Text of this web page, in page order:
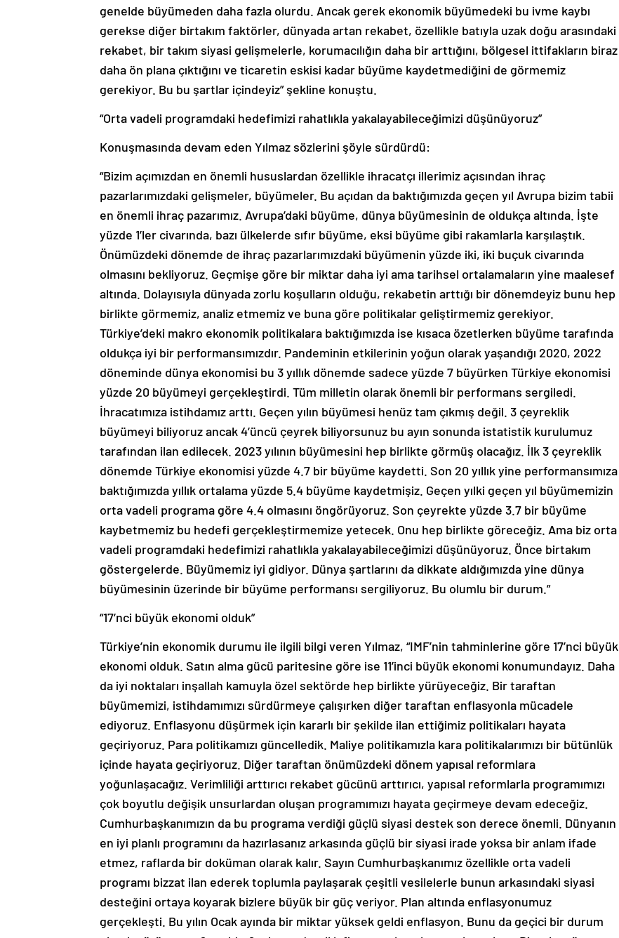
genelde büyümeden daha fazla olurdu. Ancak gerek ekonomik büyümedeki bu ivme kaybı
gerekse diğer birtakım faktörler, dünyada artan rekabet, özellikle batıyla uzak doğu arasındaki
rekabet, bir takım siyasi gelişmelerle, korumacılığın daha bir arttığını, bölgesel ittifakların biraz
daha ön plana çıktığını ve ticaretin eskisi kadar büyüme kaydetmediğini de görmemiz
gerekiyor. Bu bu şartlar içindeyiz” şekline konuştu.
“Orta vadeli programdaki hedefimizi rahatlıkla yakalayabileceğimizi düşünüyoruz”
Konuşmasında devam eden Yılmaz sözlerini şöyle sürdürdü:
“Bizim açımızdan en önemli hususlardan özellikle ihracatçı illerimiz açısından ihraç
pazarlarımızdaki gelişmeler, büyümeler. Bu açıdan da baktığımızda geçen yıl Avrupa bizim tabii
en önemli ihraç pazarımız. Avrupa’daki büyüme, dünya büyümesinin de oldukça altında. İşte
yüzde 1’ler civarında, bazı ülkelerde sıfır büyüme, eksi büyüme gibi rakamlarla karşılaştık.
Önümüzdeki dönemde de ihraç pazarlarımızdaki büyümenin yüzde iki, iki buçuk civarında
olmasını bekliyoruz. Geçmişe göre bir miktar daha iyi ama tarihsel ortalamaların yine maalesef
altında. Dolayısıyla dünyada zorlu koşulların olduğu, rekabetin arttığı bir dönemdeyiz bunu hep
birlikte görmemiz, analiz etmemiz ve buna göre politikalar geliştirmemiz gerekiyor.
Türkiye’deki makro ekonomik politikalara baktığımızda ise kısaca özetlerken büyüme tarafında
oldukça iyi bir performansımızdır. Pandeminin etkilerinin yoğun olarak yaşandığı 2020, 2022
döneminde dünya ekonomisi bu 3 yıllık dönemde sadece yüzde 7 büyürken Türkiye ekonomisi
yüzde 20 büyümeyi gerçekleştirdi. Tüm milletin olarak önemli bir performans sergiledi.
İhracatımıza istihdamız arttı. Geçen yılın büyümesi henüz tam çıkmış değil. 3 çeyreklik
büyümeyi biliyoruz ancak 4’üncü çeyrek biliyorsunuz bu ayın sonunda istatistik kurulumuz
tarafından ilan edilecek. 2023 yılının büyümesini hep birlikte görmüş olacağız. İlk 3 çeyreklik
dönemde Türkiye ekonomisi yüzde 4.7 bir büyüme kaydetti. Son 20 yıllık yine performansımıza
baktığımızda yıllık ortalama yüzde 5.4 büyüme kaydetmişiz. Geçen yılki geçen yıl büyümemizin
orta vadeli programa göre 4.4 olmasını öngörüyoruz. Son çeyrekte yüzde 3.7 bir büyüme
kaybetmemiz bu hedefi gerçekleştirmemize yetecek. Onu hep birlikte göreceğiz. Ama biz orta
vadeli programdaki hedefimizi rahatlıkla yakalayabileceğimizi düşünüyoruz. Önce birtakım
göstergelerde. Büyümemiz iyi gidiyor. Dünya şartlarını da dikkate aldığımızda yine dünya
büyümesinin üzerinde bir büyüme performansı sergiliyoruz. Bu olumlu bir durum.”
“17’nci büyük ekonomi olduk”
Türkiye’nin ekonomik durumu ile ilgili bilgi veren Yılmaz, “IMF’nin tahminlerine göre 17’nci büyük
ekonomi olduk. Satın alma gücü paritesine göre ise 11’inci büyük ekonomi konumundayız. Daha
da iyi noktaları inşallah kamuyla özel sektörde hep birlikte yürüyeceğiz. Bir taraftan
büyümemizi, istihdamımızı sürdürmeye çalışırken diğer taraftan enflasyonla mücadele
ediyoruz. Enflasyonu düşürmek için kararlı bir şekilde ilan ettiğimiz politikaları hayata
geçiriyoruz. Para politikamızı güncelledik. Maliye politikamızla kara politikalarımızı bir bütünlük
içinde hayata geçiriyoruz. Diğer taraftan önümüzdeki dönem yapısal reformlara
yoğunlaşacağız. Verimliliği arttırıcı rekabet gücünü arttırıcı, yapısal reformlarla programımızı
çok boyutlu değişik unsurlardan oluşan programımızı hayata geçirmeye devam edeceğiz.
Cumhurbaşkanımızın da bu programa verdiği güçlü siyasi destek son derece önemli. Dünyanın
en iyi planlı programını da hazırlasanız arkasında güçlü bir siyasi irade yoksa bir anlam ifade
etmez, raflarda bir doküman olarak kalır. Sayın Cumhurbaşkanımız özellikle orta vadeli
programı bizzat ilan ederek toplumla paylaşarak çeşitli vesilelerle bunun arkasındaki siyasi
desteğini ortaya koyarak bizlere büyük bir güç veriyor. Plan altında enflasyonumuz
gerçekleşti. Bu yılın Ocak ayında bir miktar yüksek geldi enflasyon. Bunu da geçici bir durum